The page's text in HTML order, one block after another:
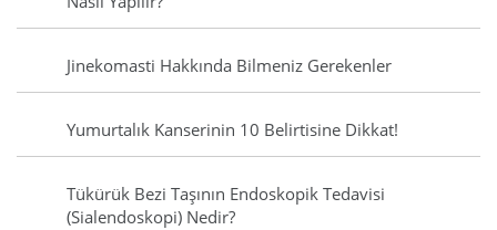
Jinekomasti Hakkında Bilmeniz Gerekenler
Yumurtalık Kanserinin 10 Belirtisine Dikkat!
Tükürük Bezi Taşının Endoskopik Tedavisi
(Sialendoskopi) Nedir?